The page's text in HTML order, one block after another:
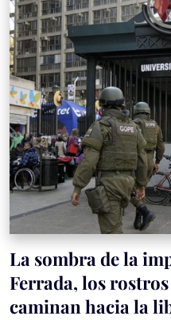
La sombra de la
Ferrada, los
caminan hacia la